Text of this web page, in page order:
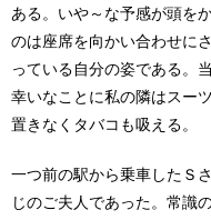
ある。いや～な予感が頭を
のは座席を向かい合わせに
っている自分の姿である。
幸いなことに私の隣はスー
置きなくタバコも吸える。
一つ前の駅から乗車したＳ
じのご夫人であった。常識